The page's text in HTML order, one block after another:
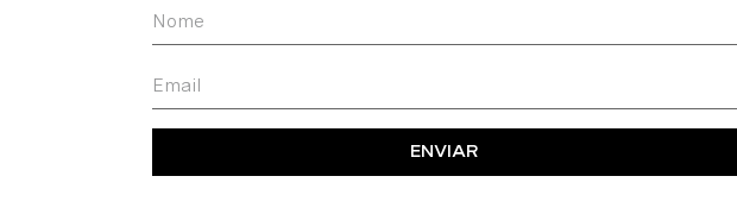
ENVIAR